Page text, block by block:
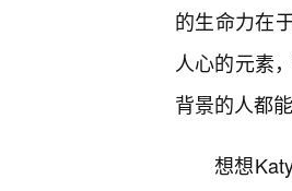
的生命力在
人心的元素
背景的人都
想想